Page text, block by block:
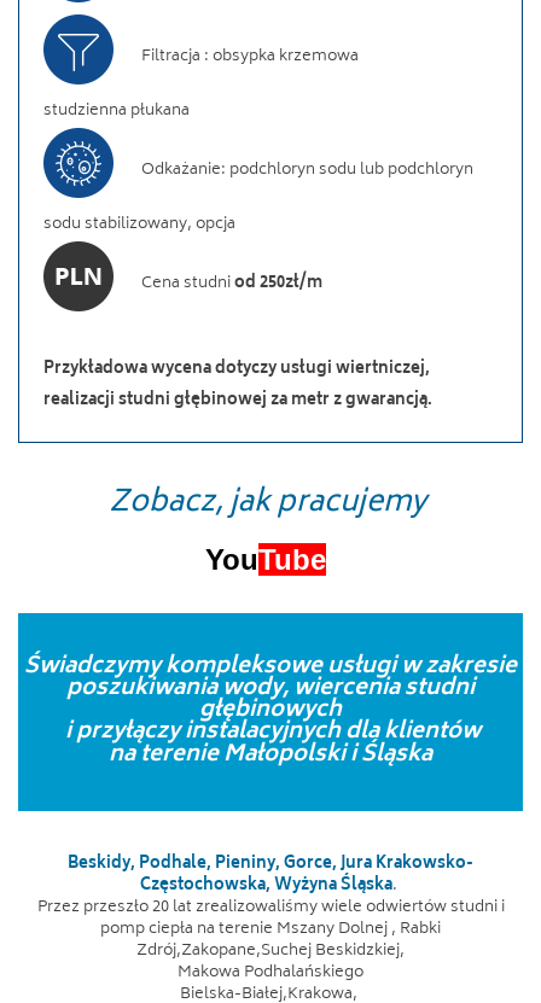
Filtracja : obsypka krzemowa
studzienna płukana
Odkażanie: podchloryn sodu lub podchloryn
sodu stabilizowany, opcja
Cena studniod 250zł/m
Przykładowa wycena dotyczy usługi wiertniczej,
realizacji studni głębinowej za metr z gwarancją.
Zobacz, jak pracujemy
YouTube
Świadczymy kompleksowe usługi w zakresie
poszukiwania wody, wiercenia studni
głębinowych
i przyłączy instalacyjnych dlaklientów
na terenie Małopolski i Śląska
Beskidy, Podhale, Pieniny, Gorce, Jura Krakowsko-
Częstochowska, Wyżyna Śląska.
Przez przeszło 20 lat zrealizowaliśmy wiele odwiertów studni i
pomp ciepła na terenie Mszany Dolnej , Rabki
Zdrój,Zakopane,Suchej Beskidzkiej,
Makowa Podhalańskiego
Bielska-Białej,Krakowa,